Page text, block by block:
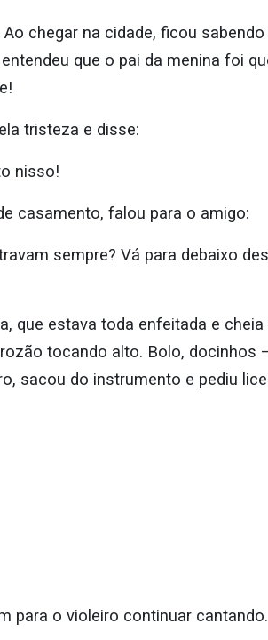
chegar na cidade, ficou
que o pai da menina foi
tristeza e disse:
nisso!
casamento, falou para o amigo:
sempre? Vá para debaixo
que estava toda enfeitada e
tocando alto. Bolo, docinhos
sacou do instrumento e pediu
para o violeiro continuar cantando.